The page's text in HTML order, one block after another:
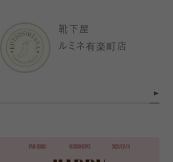
靴下屋
ルミネ有楽町店